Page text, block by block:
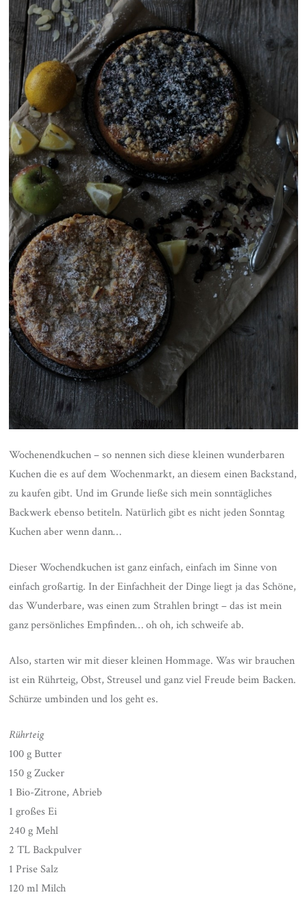
Wochenendkuchen – so nennen sich diese kleinen wunderbaren
Kuchen die es auf dem Wochenmarkt, an diesem einen Backstand,
zu kaufen gibt. Und im Grunde ließe sich mein sonntägliches
Backwerk ebenso betiteln. Natürlich gibt es nicht jeden Sonntag
Kuchen aber wenn dann…
Dieser Wochendkuchen ist ganz einfach, einfach im Sinne von
einfach großartig. In der Einfachheit der Dinge liegt ja das Schöne,
das Wunderbare, was einen zum Strahlen bringt – das ist mein
ganz persönliches Empfinden… oh oh, ich schweife ab.
Also, starten wir mit dieser kleinen Hommage. Was wir brauchen
ist ein Rührteig, Obst, Streusel und ganz viel Freude beim Backen.
Schürze umbinden und los geht es.
Rührteig
100 g Butter
150 g Zucker
1 Bio-Zitrone, Abrieb
1 großes Ei
240 g Mehl
2 TL Backpulver
1 Prise Salz
120 ml Milch